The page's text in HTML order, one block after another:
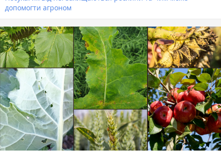
допомогти агроном